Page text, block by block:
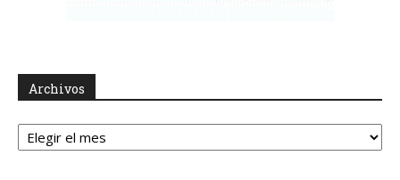
Archivos
Archivos